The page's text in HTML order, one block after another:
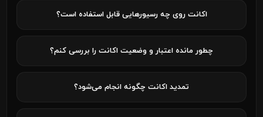
اکانت روی چه رسیورهایی قابل استفاده است؟
چطور مانده اعتبار و وضعیت اکانت را بررسی کنم؟
تمدید اکانت چگونه انجام می‌شود؟